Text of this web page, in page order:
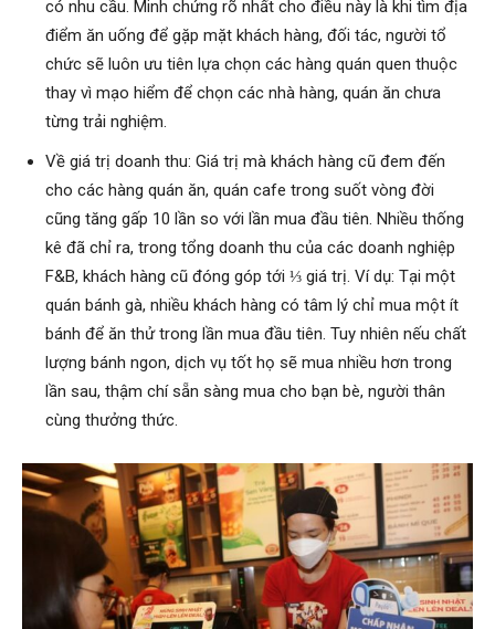
có nhu cầu. Minh chứng rõ nhất cho điều này là khi tìm địa
điểm ăn uống để gặp mặt khách hàng, đối tác, người tổ
chức sẽ luôn ưu tiên lựa chọn các hàng quán quen thuộc
thay vì mạo hiểm để chọn các nhà hàng, quán ăn chưa
từng trải nghiệm.
Về giá trị doanh thu: Giá trị mà khách hàng cũ đem đến
cho các hàng quán ăn, quán cafe trong suốt vòng đời
cũng tăng gấp 10 lần so với lần mua đầu tiên. Nhiều thống
kê đã chỉ ra, trong tổng doanh thu của các doanh nghiệp
F&B, khách hàng cũ đóng góp tới ⅓ giá trị. Ví dụ: Tại một
quán bánh gà, nhiều khách hàng có tâm lý chỉ mua một ít
bánh để ăn thử trong lần mua đầu tiên. Tuy nhiên nếu chất
lượng bánh ngon, dịch vụ tốt họ sẽ mua nhiều hơn trong
lần sau, thậm chí sẵn sàng mua cho bạn bè, người thân
cùng thưởng thức.